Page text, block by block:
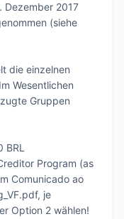
Dezember 2017
(siehe
die einzelnen
Wesentlichen
Gruppen
Program (as
Comunicado ao
je
Option 2 wählen!